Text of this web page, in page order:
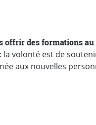
offrir des formations
la volonté est de
aux nouvelles